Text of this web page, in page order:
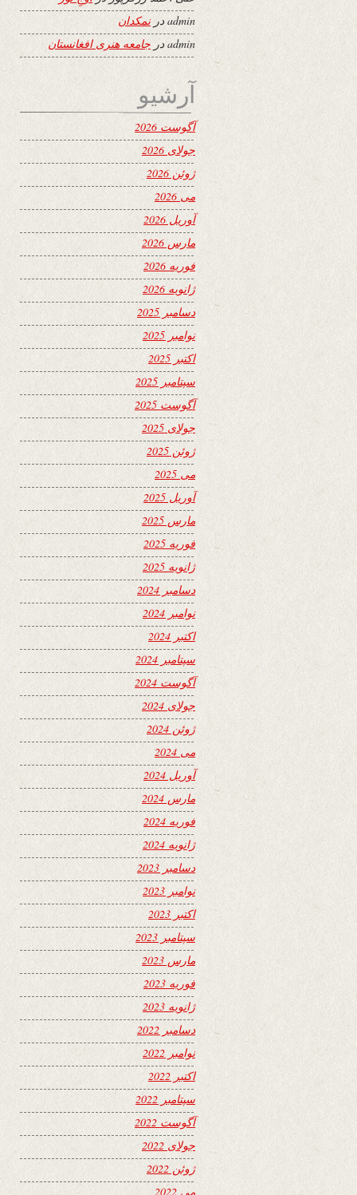
adminدرنمکدان
admin در جامعه هنری افغانستان
آرشیو
آگوست 2026
جولای 2026
ژوئن 2026
می 2026
آوریل 2026
مارس 2026
فوریه 2026
ژانویه 2026
دسامبر 2025
نوامبر 2025
اکتبر 2025
سپتامبر 2025
آگوست 2025
جولای 2025
ژوئن 2025
می 2025
آوریل 2025
مارس 2025
فوریه 2025
ژانویه 2025
دسامبر 2024
نوامبر 2024
اکتبر 2024
سپتامبر 2024
آگوست 2024
جولای 2024
ژوئن 2024
می 2024
آوریل 2024
مارس 2024
فوریه 2024
ژانویه 2024
دسامبر 2023
نوامبر 2023
اکتبر 2023
سپتامبر 2023
مارس 2023
فوریه 2023
ژانویه 2023
دسامبر 2022
نوامبر 2022
اکتبر 2022
سپتامبر 2022
آگوست 2022
جولای 2022
ژوئن 2022
می 2022